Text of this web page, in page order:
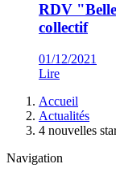
RDV
collectif
01/12/2021
Lire
d'Ariane
Accueil
Actualités
4 nouvelles
Navigation